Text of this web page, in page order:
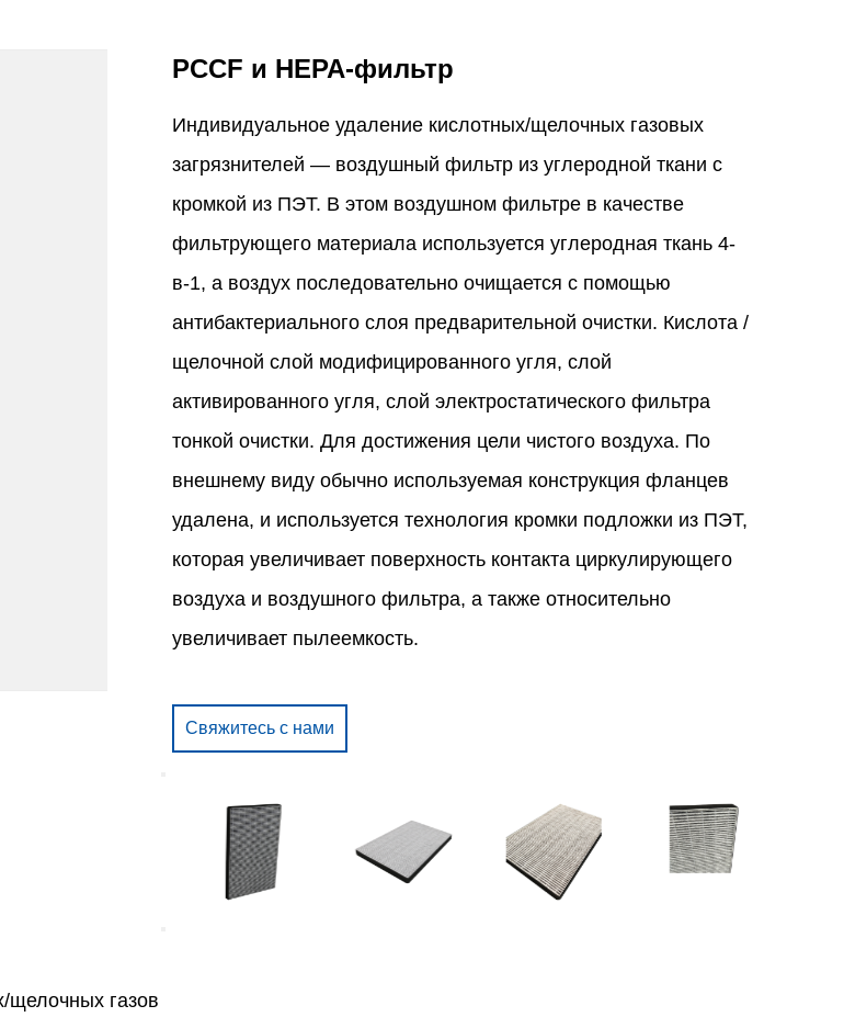
PCCF и HEPA-фильтр
Индивидуальное удаление кислотных/щелочных газовых
загрязнителей — воздушный фильтр из углеродной ткани с
кромкой из ПЭТ. В этом воздушном фильтре в качестве
фильтрующего материала используется углеродная ткань 4-
в-1, а воздух последовательно очищается с помощью
антибактериального слоя предварительной очистки. Кислота /
щелочной слой модифицированного угля, слой
активированного угля, слой электростатического фильтра
тонкой очистки. Для достижения цели чистого воздуха. По
внешнему виду обычно используемая конструкция фланцев
удалена, и используется технология кромки подложки из ПЭТ,
которая увеличивает поверхность контакта циркулирующего
воздуха и воздушного фильтра, а также относительно
увеличивает пылеемкость.
Свяжитесь с нами
газов